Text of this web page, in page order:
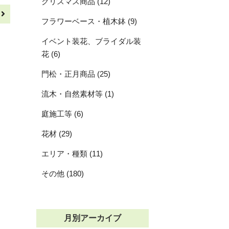
フラワーベース・植木鉢 (9)
イベント装花、ブライダル装
花 (6)
門松・正月商品 (25)
流木・自然素材等 (1)
庭施工等 (6)
花材 (29)
エリア・種類 (11)
その他 (180)
月別アーカイブ